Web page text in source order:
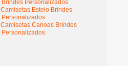
Brindes Personalizados
Camisetas Esteio Brindes
Personalizados
Camisetas Canoas Brindes
Personalizados